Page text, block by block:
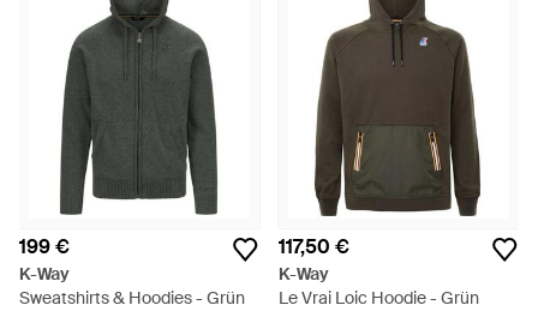
199 €
K-Way
Sweatshirts & Hoodies - Grün
117,50 €
K-Way
Le Vrai Loic Hoodie - Grün